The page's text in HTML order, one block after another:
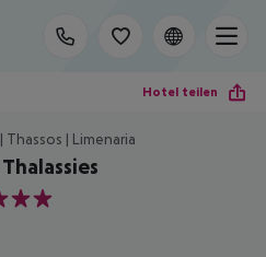
Hotel teilen
| Limenaria